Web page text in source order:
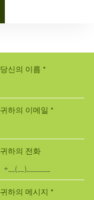
당신의 이름 *
귀하의 이메일 *
귀하의 전화
귀하의 메시지 *